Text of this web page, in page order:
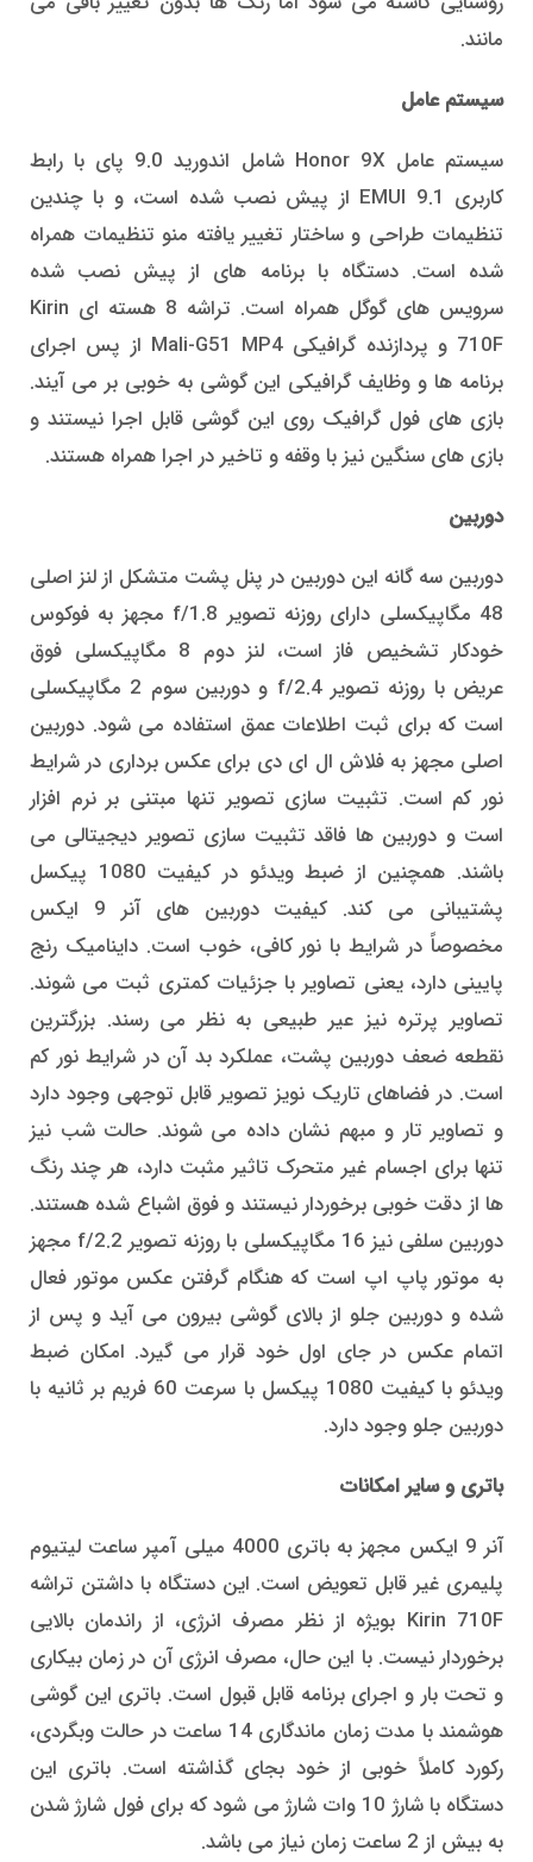
مانند.
سیستم عامل
سیستم عامل Honor 9X شامل اندورید 9.0 پای با رابط
کاربری EMUI 9.1 از پیش نصب شده است، و با چندین
تنظیمات طراحی و ساختار تغییر یافته منو تنظیمات همراه
شده است. دستگاه با برنامه های از پیش نصب شده
سرویس های گوگل همراه است. تراشه 8 هسته ای Kirin
710F و پردازنده گرافیکی Mali-G51 MP4 از پس اجرای
برنامه ها و وظایف گرافیکی این گوشی به خوبی بر می آیند.
بازی های فول گرافیک روی این گوشی قابل اجرا نیستند و
بازی های سنگین نیز با وقفه و تاخیر در اجرا همراه هستند.
دوربین
دوربین سه گانه این دوربین در پنل پشت متشکل از لنز اصلی
48 مگاپیکسلی دارای روزنه تصویر f/1.8 مجهز به فوکوس
خودکار تشخیص فاز است، لنز دوم 8 مگاپیکسلی فوق
عریض با روزنه تصویر f/2.4 و دوربین سوم 2 مگاپیکسلی
است که برای ثبت اطلاعات عمق استفاده می شود. دوربین
اصلی مجهز به فلاش ال ای دی برای عکس برداری در شرایط
نور کم است. تثبیت سازی تصویر تنها مبتنی بر نرم افزار
است و دوربین ها فاقد تثبیت سازی تصویر دیجیتالی می
باشند. همچنین از ضبط ویدئو در کیفیت 1080 پیکسل
پشتیبانی می کند. کیفیت دوربین های آنر 9 ایکس
مخصوصاً در شرایط با نور کافی، خوب است. داینامیک رنج
پایینی دارد، یعنی تصاویر با جزئیات کمتری ثبت می شوند.
تصاویر پرتره نیز عیر طبیعی به نظر می رسند. بزرگترین
نقطعه ضعف دوربین پشت، عملکرد بد آن در شرایط نور کم
است. در فضاهای تاریک نویز تصویر قابل توجهی وجود دارد
و تصاویر تار و مبهم نشان داده می شوند. حالت شب نیز
تنها برای اجسام غیر متحرک تاثیر مثبت دارد، هر چند رنگ
ها از دقت خوبی برخوردار نیستند و فوق اشباع شده هستند.
دوربین سلفی نیز 16 مگاپیکسلی با روزنه تصویر f/2.2 مجهز
به موتور پاپ اپ است که هنگام گرفتن عکس موتور فعال
شده و دوربین جلو از بالای گوشی بیرون می آید و پس از
اتمام عکس در جای اول خود قرار می گیرد. امکان ضبط
ویدئو با کیفیت 1080 پیکسل با سرعت 60 فریم بر ثانیه با
دوربین جلو وجود دارد.
باتری و سایر امکانات
آنر 9 ایکس مجهز به باتری 4000 میلی آمپر ساعت لیتیوم
پلیمری غیر قابل تعویض است. این دستگاه با داشتن تراشه
Kirin 710F بویژه از نظر مصرف انرژی، از راندمان بالایی
برخوردار نیست. با این حال، مصرف انرژی آن در زمان بیکاری
و تحت بار و اجرای برنامه قابل قبول است. باتری این گوشی
هوشمند با مدت زمان ماندگاری 14 ساعت در حالت وبگردی،
رکورد کاملاً خوبی از خود بجای گذاشته است. باتری این
دستگاه با شارژ 10 وات شارژ می شود که برای فول شارژ شدن
به بیش از 2 ساعت زمان نیاز می باشد.